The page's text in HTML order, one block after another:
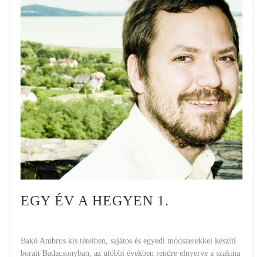
EGY ÉV A HEGYEN 1.
Bakó Ambrus kis tételben, sajátos és egyedi módszerekkel készíti
borait Badacsonyban, az utóbbi években rendre elnyerve a szakma